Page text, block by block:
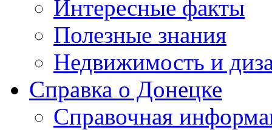
Интересные факты
Полезные знания
Недвижимость и
Справка о Донецке
Справочная